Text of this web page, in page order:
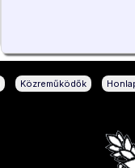
Közreműködők